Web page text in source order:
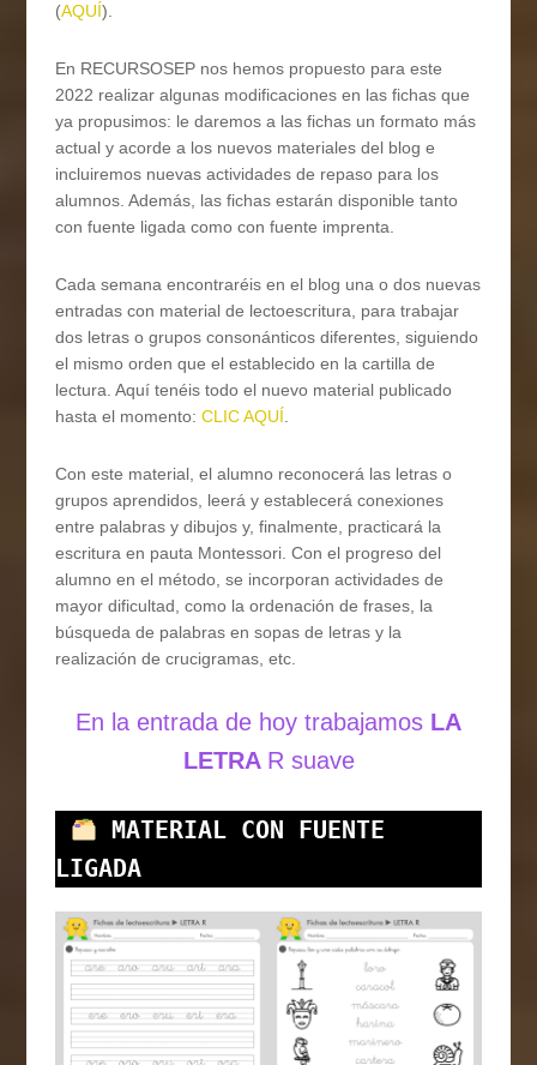
(AQUÍ).
En RECURSOSEP nos hemos propuesto para este
2022 realizar algunas modificaciones en las fichas que
ya propusimos: le daremos a las fichas un formato más
actual y acorde a los nuevos materiales del blog e
incluiremos nuevas actividades de repaso para los
alumnos. Además, las fichas estarán disponible tanto
con fuente ligada como con fuente imprenta.
Cada semana encontraréis en el blog una o dos nuevas
entradas con material de lectoescritura, para trabajar
dos letras o grupos consonánticos diferentes, siguiendo
el mismo orden que el establecido en la cartilla de
lectura. Aquí tenéis todo el nuevo material publicado
hasta el momento:CLIC AQUÍ.
Con este material, el alumno reconocerá las letras o
grupos aprendidos, leerá y establecerá conexiones
entre palabras y dibujos y, finalmente, practicará la
escritura en pauta Montessori. Con el progreso del
alumno en el método, se incorporan actividades de
mayor dificultad, como la ordenación de frases, la
búsqueda de palabras en sopas de letras y la
realización de crucigramas, etc.
En la entrada de hoy trabajamos LA
LETRA R suave
MATERIAL CON FUENTE
LIGADA